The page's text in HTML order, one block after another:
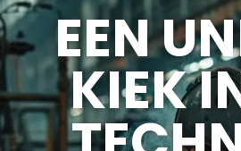
EEN
KIEK